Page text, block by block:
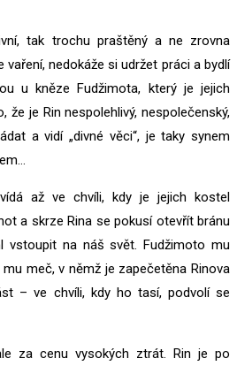
tak trochu praštěný a ne zrovna
vaření, nedokáže si udržet práci a bydlí
u kněze Fudžimota, který je jejich
že je Rin nespolehlivý, nespolečenský,
a vidí „divné věci“, je taky synem
až ve chvíli, kdy je jejich kostel
a skrze Rina se pokusí otevřít bránu
vstoupit na náš svět. Fudžimoto mu
meč, v němž je zapečetěna Rinova
– ve chvíli, kdy ho tasí, podvolí se
za cenu vysokých ztrát. Rin je po